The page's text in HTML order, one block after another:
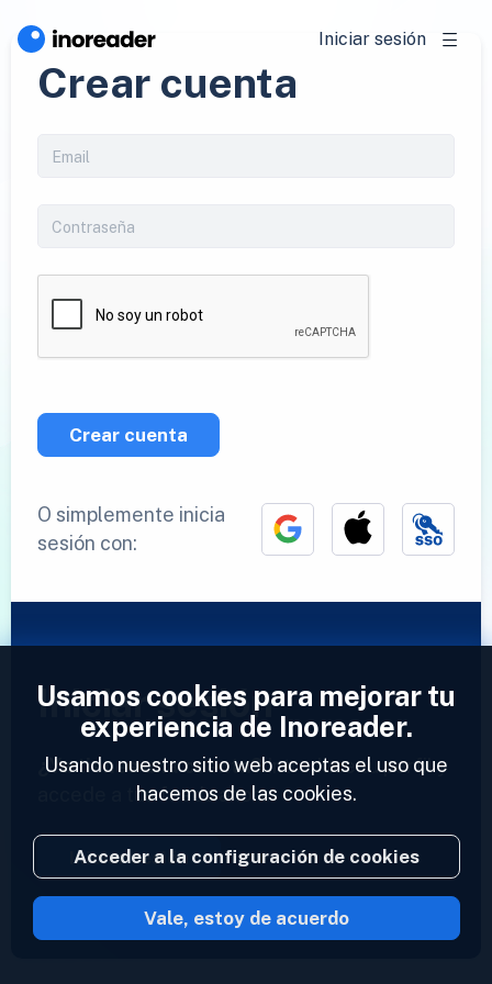
Iniciar sesión
Crear cuenta
Crear cuenta
O simplemente inicia
sesión con:
Iniciar sesión
¿Ya tienes una cuenta?Introduce tu perfil y
accede a tus feeds ahora.
Iniciar sesión
2023 © Inoreader
Usamos cookies para mejorar tu
experiencia de Inoreader.
Usando nuestro sitio web aceptas el uso que
hacemos de las cookies.
Acceder a la configuración de cookies
Vale, estoy de acuerdo